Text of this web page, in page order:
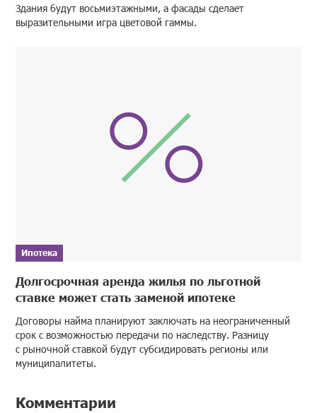
Здания будут восьмиэтажными, а фасады сделает
выразительными игра цветовой гаммы.
Ипотека
Долгосрочная аренда жилья по льготной
ставке может стать заменой ипотеке
Договоры найма планируют заключать на неограниченный
срок с возможностью передачи по наследству. Разницу
с рыночной ставкой будут субсидировать регионы или
муниципалитеты.
Комментарии